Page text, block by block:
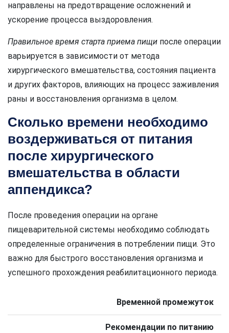
направлены на предотвращение осложнений и
ускорение процесса выздоровления.
Правильное время старта приема пищи после операции
варьируется в зависимости от метода
хирургического вмешательства, состояния пациента
и других факторов, влияющих на процесс заживления
раны и восстановления организма в целом.
Сколько времени необходимо
воздерживаться от питания
после хирургического
вмешательства в области
аппендикса?
После проведения операции на органе
пищеварительной системы необходимо соблюдать
определенные ограничения в потреблении пищи. Это
важно для быстрого восстановления организма и
успешного прохождения реабилитационного периода.
Временной промежуток
Рекомендации по питанию